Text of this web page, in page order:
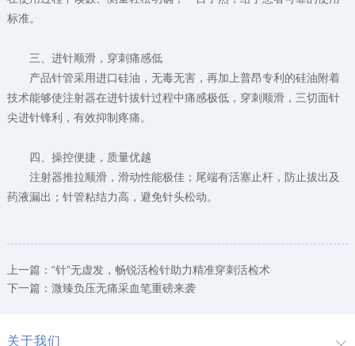
标准。
三、进针顺滑，穿刺痛感低
产品针管采用进口硅油，无毒无害，再加上普昂专利的硅油附着
技术能够使注射器在进针拔针过程中痛感极低，穿刺顺滑，三切面针
尖进针锋利，有效抑制疼痛。
四、操控便捷，质量优越
注射器推拉顺滑，滑动性能极佳；尾端有活塞止杆，防止拔出及
药液漏出；针管粘结力高，避免针头松动。
上一篇： “针”无虚发，畅锐活检针助力精准穿刺活检术
下一篇： 溦臻负压无痛采血笔重磅来袭
关于我们